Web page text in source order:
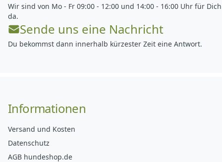
Wir sind von Mo - Fr 09:00 - 12:00 und 14:00 - 16:00 Uhr für Dich
da.
Sende uns eine Nachricht
Du bekommst dann innerhalb kürzester Zeit eine Antwort.
Informationen
Versand und Kosten
Datenschutz
AGB hundeshop.de